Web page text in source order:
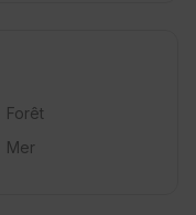
Forêt
Mer